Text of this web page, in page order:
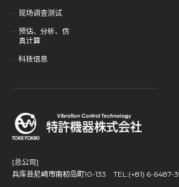
[总公司]
兵库县尼崎市南初岛町10-133 TEL:(+81) 6-6487-
现场调查测试
预估、分析、仿
真计算
科技信息